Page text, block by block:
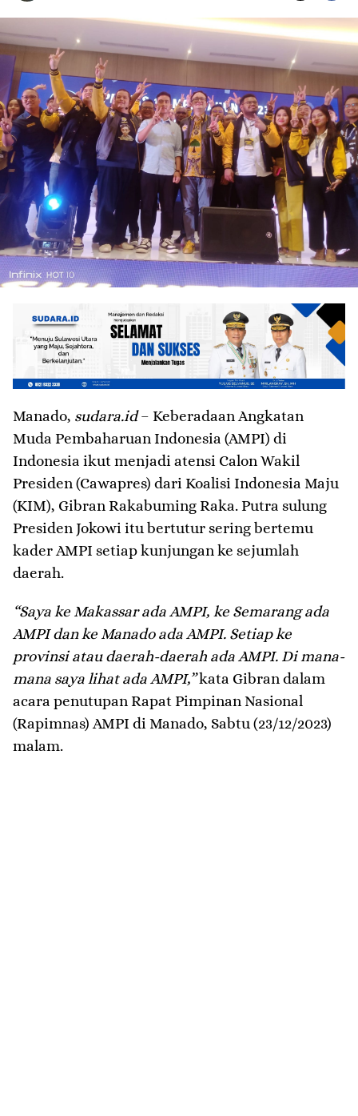
Manado, sudara.id– Keberadaan Angkatan
Muda Pembaharuan Indonesia (AMPI) di
Indonesia ikut menjadi atensi Calon Wakil
Presiden (Cawapres) dari Koalisi Indonesia Maju
(KIM), Gibran Rakabuming Raka. Putra sulung
Presiden Jokowi itu bertutur sering bertemu
kader AMPI setiap kunjungan ke sejumlah
daerah.
“Saya ke Makassar ada AMPI, ke Semarang ada
AMPI dan ke Manado ada AMPI. Setiap ke
provinsi atau daerah-daerah ada AMPI. Di mana-
mana saya lihat ada AMPI,”kata Gibran dalam
acara penutupan Rapat Pimpinan Nasional
(Rapimnas) AMPI di Manado, Sabtu (23/12/2023)
malam.